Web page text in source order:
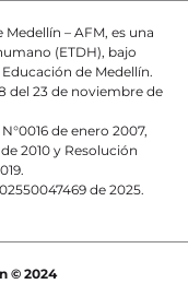
– AFM, es una
(ETDH), bajo
de Medellín.
del 23 de noviembre de
de enero 2007,
2010 y Resolución
de 2025.
© 2024